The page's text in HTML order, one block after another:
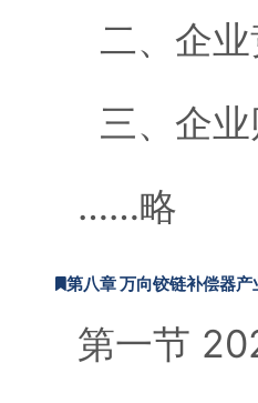
二、企业
三、企业
……略
第八章 万向铰链补偿器
第一节